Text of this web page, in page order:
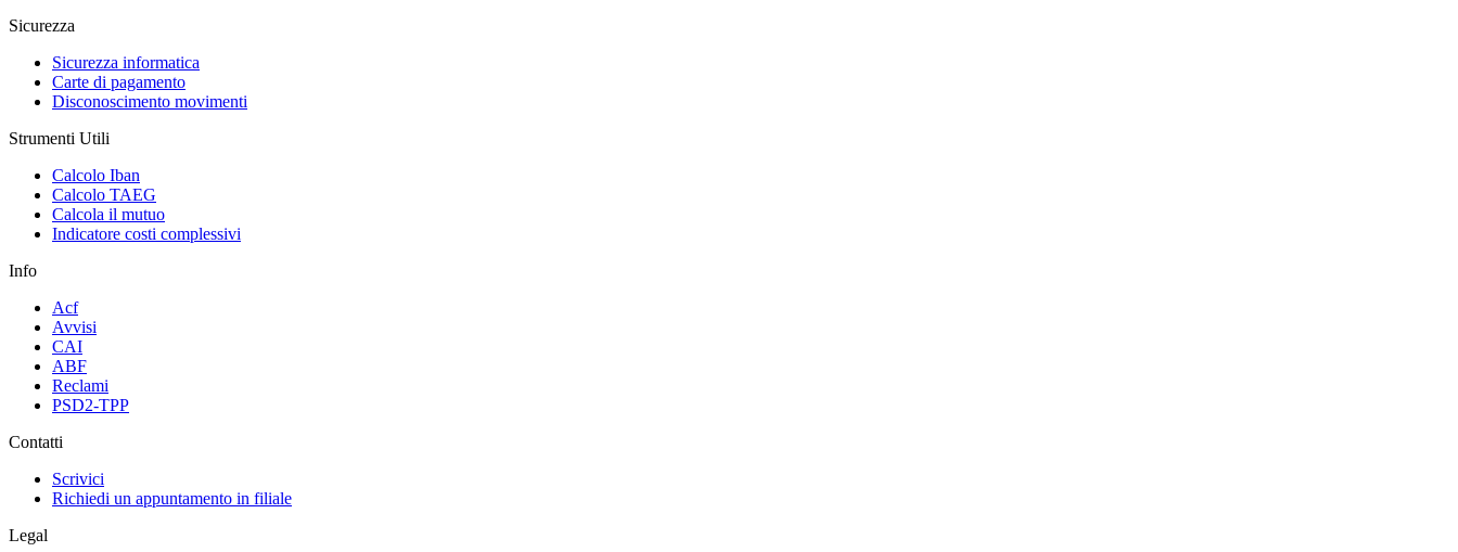
Sicurezza
Sicurezza informatica
Carte di pagamento
Disconoscimento movimenti
Strumenti Utili
Calcolo Iban
Calcolo TAEG
Calcola il mutuo
Indicatore costi complessivi
Info
Acf
Avvisi
CAI
ABF
Reclami
PSD2-TPP
Contatti
Scrivici
Richiedi un appuntamento in filiale
Legal